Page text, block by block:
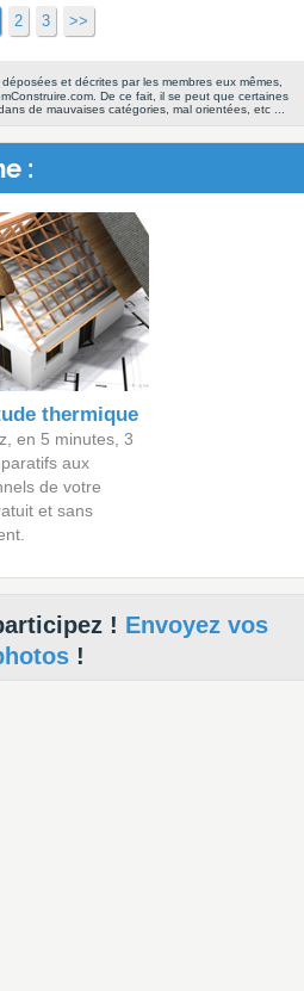
2 3 >>
et décrites par les membres eux mêmes,
De ce fait, il se peut que certaines
de mauvaises catégories, mal orientées, etc ...
:
thermique
en 5 minutes, 3
aux
de votre
et sans
! Envoyez vos
!